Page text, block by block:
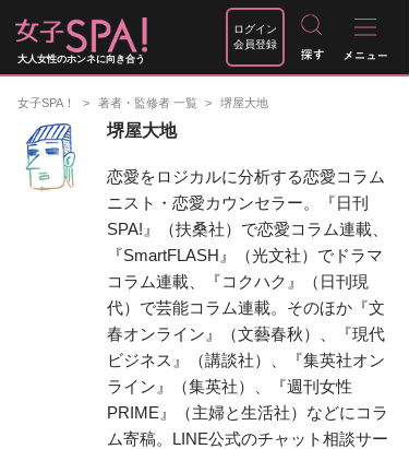
大人女性のホンネに向き合う
ログイン
会員登録
女子SPA！ 著者・監修者 一覧 堺屋大地
堺屋大地
恋愛をロジカルに分析する恋愛コラム
ニスト・恋愛カウンセラー。『日刊
SPA!』（扶桑社）で恋愛コラム連載、
『SmartFLASH』（光文社）でドラマ
コラム連載、『コクハク』（日刊現
代）で芸能コラム連載。そのほか『文
春オンライン』（文藝春秋）、『現代
ビジネス』（講談社）、『集英社オン
ライン』（集英社）、『週刊女性
PRIME』（主婦と生活社）などにコラ
ム寄稿。LINE公式のチャット相談サー